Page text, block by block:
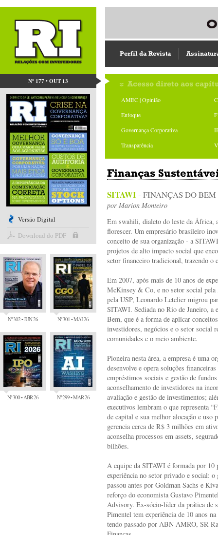
Nº 177 • OUT 13
Versão Digital
Download do PDF
Nº 302 • JUN 26 Nº 301 • MAI 26
Nº 300 • ABR 26 Nº 299 • MAR 26
Perfil da Revista
Acesso direto aos
AMEC | Opinião
Enfoque
Governança Corporativa
Transparência
Finanças
SITAWI - FINANÇAS DO BEM
por Marion Monteiro
Em swahili, dialeto do leste da África,
florescer. Um empresário brasileiro
conceito de sua organização - a
projetos de alto impacto social que
setor financeiro tradicional, trazendo o
Em 2007, após mais de 10 anos de
McKinsey & Co, e no setor social pela
pela USP, Leonardo Letelier migrou
SITAWI. Sediada no Rio de Janeiro, a
Bem, que é a forma de aplicar
investidores, negócios e o setor social
comunidades e o meio ambiente.
Pioneira nesta área, a empresa é uma
desenvolve e opera soluções
empréstimos sociais e gestão de
aconselhamento de investidores na
avaliação e gestão de investimentos;
executivos lembram o que representa
de capital e sua melhor alocação e
gerencia cerca de R$ 3 milhões em
aconselha processos em assets,
bilhões.
A equipe da SITAWI é formada por 10
experiência no setor privado e social:
passou antes por Goldman Sachs e
reforço do economista Gustavo
Advisory. Ex-sócio-líder da prática de
Pimentel tem experiência de 10 anos
tendo passado por ABN AMRO, SR